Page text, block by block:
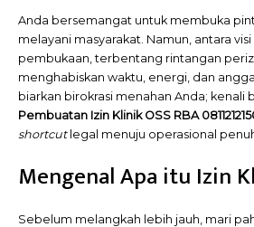
Anda bersemangat untuk membuka
melayani masyarakat. Namun, antara
pembukaan, terbentang rintangan
menghabiskan waktu, energi, dan
biarkan birokrasi menahan Anda; kenali
Pembuatan Izin Klinik OSS RBA
shortcutlegal menuju operasional
Mengenal Apa itu Izin
Sebelum melangkah lebih jauh, mari